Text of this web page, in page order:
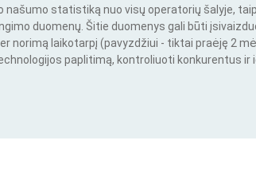
našumo statistiką nuo visų operatorių šalyje,
duomenų. Šitie duomenys gali būti
norimą laikotarpį (pavyzdžiui - tiktai praėję 2
paplitimą, kontroliuoti konkurentus ir